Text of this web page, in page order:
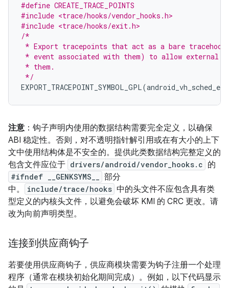
#define CREATE_TRACE_POINTS
#include <trace/hooks/vendor_hooks.h>
#include <trace/hooks/exit.h>
/*
* Export tracepoints that act as a bare
* event associated with them) to allow external
* them.
*/
EXPORT_TRACEPOINT_SYMBOL_GPL(
注意：钩子声明内使用的数据结构需要完全定义，以确保
ABI 稳定性。否则，对不透明指针解引用或在有大小的上下
文中使用结构体是不安全的。提供此类数据结构完整定义的
包含文件应位于 drivers/android/vendor_hooks.c 的
#ifndef __GENKSYMS__
部分
中。
include/trace/hooks 中的头文件不应包含具有类
型定义的内核头文件，以避免会破坏 KMI 的 CRC 更改。请
改为向前声明类型。
连接到供应商钩子
若要使用供应商钩子，供应商模块需要为钩子注册一个处理
程序（通常在模块初始化期间完成）。例如，以下代码显示